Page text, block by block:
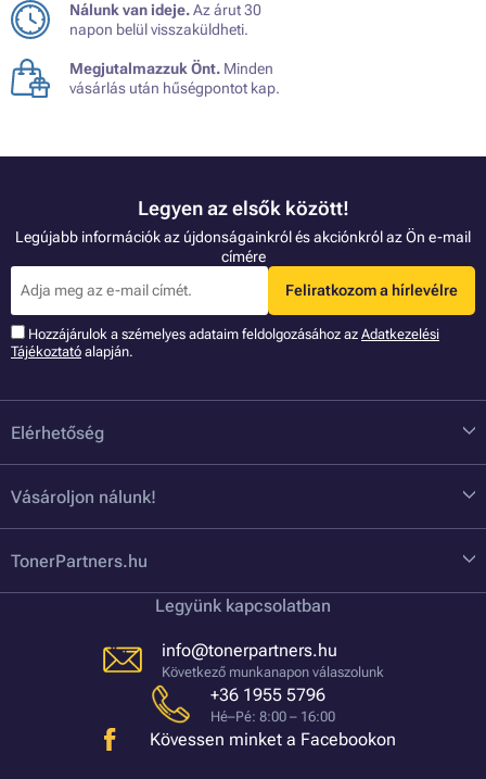
Nálunk van ideje.Az árut 30
napon belül visszaküldheti.
Megjutalmazzuk Önt. Minden
vásárlás után hűségpontot kap.
Legyen az elsők között!
Legújabb információk az újdonságainkról és akciónkról az Ön e-mail
címére
Feliratkozom a hírlevélre
Hozzájárulok a szémelyes adataim feldolgozásához az Adatkezelési
Tájékoztató alapján.
Elérhetőség
Vásároljon nálunk!
TonerPartners.hu
Legyünk kapcsolatban
info@tonerpartners.hu
Következő munkanapon válaszolunk
+36 1955 5796
Hé–Pé: 8:00 – 16:00
Kövessen minket a Facebookon